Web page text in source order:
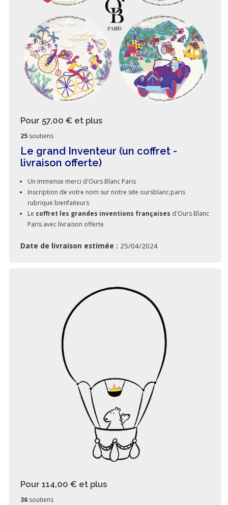
Pour 57,00 € et plus
25 soutiens
Le grand Inventeur (un coffret -
livraison offerte)
Un immense merci d'Ours Blanc Paris
Inscription de votre nom sur notre site oursblanc.paris
rubrique bienfaiteurs
Le coffret les grandes inventions françaises d'Ours Blanc
Paris avec livraison offerte
Date de livraison estimée : 25/04/2024
Pour 114,00 € et plus
36 soutiens